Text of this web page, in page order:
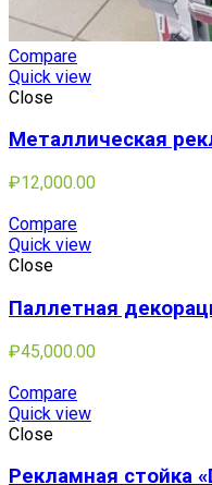
Compare
Quick view
Close
Металлическая
₽12,000.00
Compare
Quick view
Close
Паллетная
₽45,000.00
Compare
Quick view
Close
Рекламная стойка